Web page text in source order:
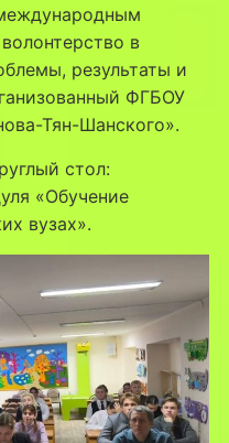
в
результаты и
ФГБОУ
Тян-Шанского».
стол:
«Обучение
вузах».